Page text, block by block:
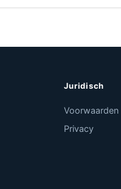
Juridisch
Voorwaarden
Privacy